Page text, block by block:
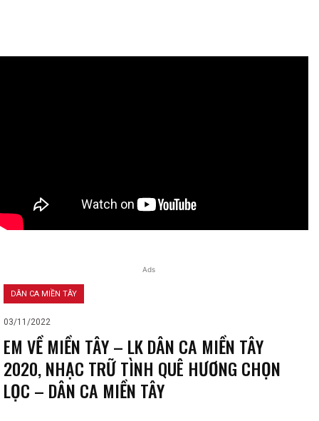
Ads
DÂN CA MIỀN TÂY
03/11/2022
EM VỀ MIỀN TÂY – LK DÂN CA MIỀN TÂY
2020, NHẠC TRỮ TÌNH QUÊ HƯƠNG CHỌN
LỌC – DÂN CA MIỀN TÂY